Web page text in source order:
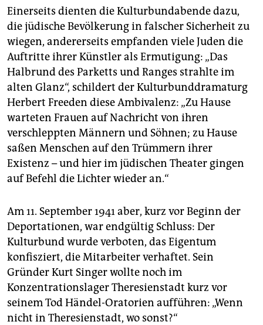
Einerseits dienten die Kulturbundabende dazu,
die jüdische Bevölkerung in falscher Sicherheit zu
wiegen, andererseits empfanden viele Juden die
Auftritte ihrer Künstler als Ermutigung: „Das
Halbrund des Parketts und Ranges strahlte im
alten Glanz“, schildert der Kulturbunddramaturg
Herbert Freeden diese Ambivalenz: „Zu Hause
warteten Frauen auf Nachricht von ihren
verschleppten Männern und Söhnen; zu Hause
saßen Menschen auf den Trümmern ihrer
Existenz – und hier im jüdischen Theater gingen
auf Befehl die Lichter wieder an.“
Am 11. September 1941 aber, kurz vor Beginn der
Deportationen, war endgültig Schluss: Der
Kulturbund wurde verboten, das Eigentum
konfisziert, die Mitarbeiter verhaftet. Sein
Gründer Kurt Singer wollte noch im
Konzentrationslager Theresienstadt kurz vor
seinem Tod Händel-Oratorien aufführen: „Wenn
nicht in Theresienstadt, wo sonst?“